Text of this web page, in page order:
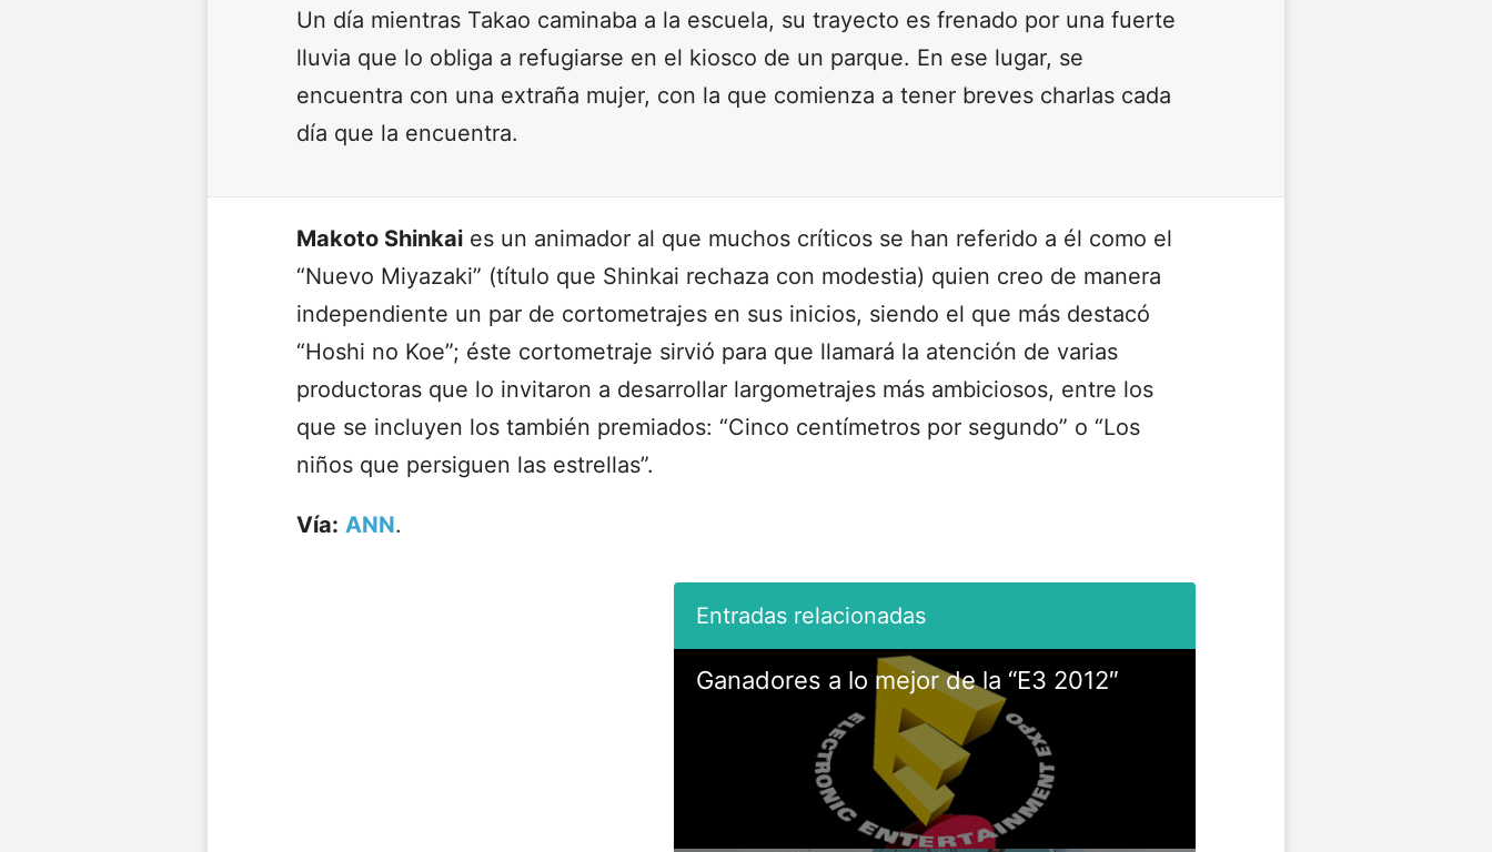
Un día mientras Takao caminaba a la escuela, su trayecto es frenado por una fuerte
lluvia que lo obliga a refugiarse en el kiosco de un parque. En ese lugar, se
encuentra con una extraña mujer, con la que comienza a tener breves charlas cada
día que la encuentra.
Makoto Shinkai es un animador al que muchos críticos se han referido a él como el
“Nuevo Miyazaki” (título que Shinkai rechaza con modestia) quien creo de manera
independiente un par de cortometrajes en sus inicios, siendo el que más destacó
“Hoshi no Koe”; éste cortometraje sirvió para que llamará la atención de varias
productoras que lo invitaron a desarrollar largometrajes más ambiciosos, entre los
que se incluyen los también premiados: “Cinco centímetros por segundo” o “Los
niños que persiguen las estrellas”.
Vía: ANN.
Ganadores a lo mejor de la “E3 2012″